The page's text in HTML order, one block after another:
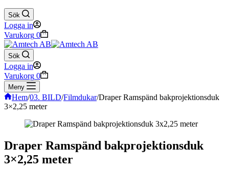
Sök
Logga in
Varukorg 0
Sök
Logga in
Varukorg 0
Meny
Hem/03. BILD/Filmdukar/Draper Ramspänd bakprojektionsduk
3×2,25 meter
Draper Ramspänd bakprojektionsduk
3×2,25 meter